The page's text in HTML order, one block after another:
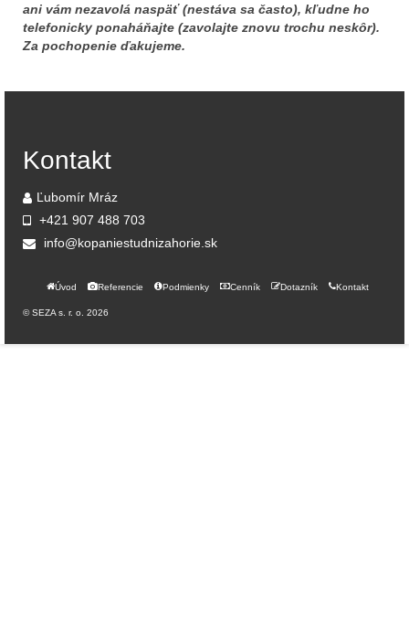
ani vám nezavolá naspäť (nestáva sa často), kľudne ho
telefonicky ponaháňajte (zavolajte znovu trochu neskôr).
Za pochopenie ďakujeme.
Kontakt
Ľubomír Mráz
+421 907 488 703
info@kopaniestudnizahorie.sk
Úvod Referencie Podmienky Cenník Dotazník Kontakt
© SEZA s. r. o. 2026